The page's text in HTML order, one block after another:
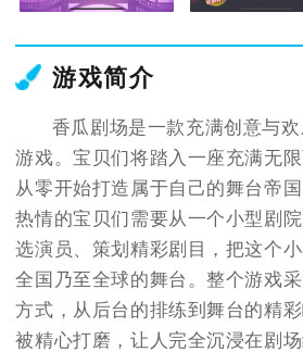
游戏简介
香瓜剧场是一款充满创意与
游戏。宝贝们将踏入一座充满无
从零开始打造属于自己的舞台帝
热情的宝贝们需要从一个小型剧
选演员、策划精彩剧目，把这个
全国乃至全球的舞台。整个游戏
方式，从后台的排练到舞台的精
被精心打磨，让人完全沉浸在剧